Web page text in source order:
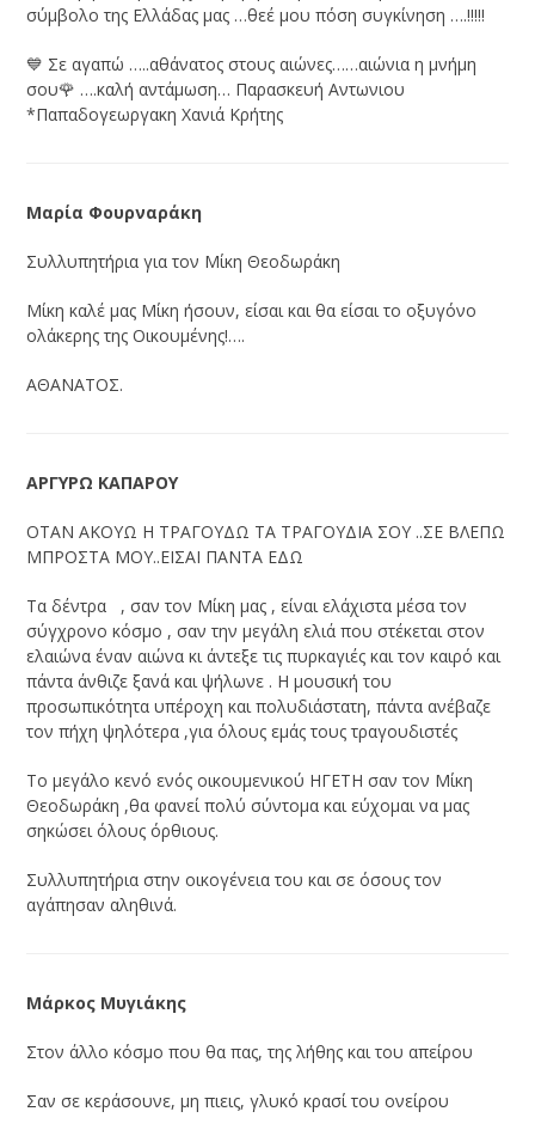
σύμβολο της Ελλάδας μας …θεέ μου πόση συγκίνηση ….!!!!!
💙 Σε αγαπώ …..αθάνατος στους αιώνες……αιώνια η μνήμη
σου🌹 ….καλή αντάμωση… Παρασκευή Αντωνιου
*Παπαδογεωργακη Χανιά Κρήτης
Μαρία Φουρναράκη
Συλλυπητήρια για τον Μίκη Θεοδωράκη
Μίκη καλέ μας Μίκη ήσουν, είσαι και θα είσαι το οξυγόνο
ολάκερης της Οικουμένης!….
ΑΘΑΝΑΤΟΣ.
ΑΡΓΥΡΩ ΚΑΠΑΡΟΥ
ΟΤΑΝ ΑΚΟΥΩ Η ΤΡΑΓΟΥΔΩ ΤΑ ΤΡΑΓΟΥΔΙΑ ΣΟΥ ..ΣΕ ΒΛΕΠΩ
ΜΠΡΟΣΤΑ ΜΟΥ..ΕΙΣΑΙ ΠΑΝΤΑ ΕΔΩ
Τα δέντρα , σαν τον Μίκη μας , είναι ελάχιστα μέσα τον
σύγχρονο κόσμο , σαν την μεγάλη ελιά που στέκεται στον
ελαιώνα έναν αιώνα κι άντεξε τις πυρκαγιές και τον καιρό και
πάντα άνθιζε ξανά και ψήλωνε . Η μουσική του
προσωπικότητα υπέροχη και πολυδιάστατη, πάντα ανέβαζε
τον πήχη ψηλότερα ,για όλους εμάς τους τραγουδιστές
Το μεγάλο κενό ενός οικουμενικού ΗΓΕΤΗ σαν τον Μίκη
Θεοδωράκη ,θα φανεί πολύ σύντομα και εύχομαι να μας
σηκώσει όλους όρθιους.
Συλλυπητήρια στην οικογένεια του και σε όσους τον
αγάπησαν αληθινά.
Μάρκος Μυγιάκης
Στον άλλο κόσμο που θα πας, της λήθης και του απείρου
Σαν σε κεράσουνε, μη πιεις, γλυκό κρασί του ονείρου